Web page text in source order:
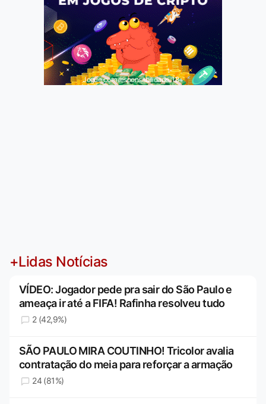
Jogue com responsabilidade. 18+
+Lidas Notícias
VÍDEO: Jogador pede pra sair do São Paulo e
ameaça ir até a FIFA! Rafinha resolveu tudo
2 (42,9%)
SÃO PAULO MIRA COUTINHO! Tricolor avalia
contratação do meia para reforçar a armação
24 (81%)